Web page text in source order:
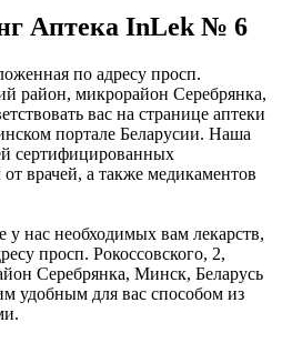
Аптека InLek № 6
по адресу просп.
район, микрорайон Серебрянка,
вас на странице аптеки
портале Беларусии. Наша
сертифицированных
врачей, а также медикаментов
у нас необходимых вам лекарств,
просп. Рокоссовского, 2,
Серебрянка, Минск, Беларусь
удобным для вас способом из